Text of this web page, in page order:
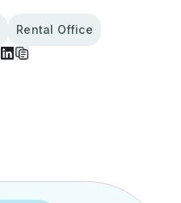
Rental Office